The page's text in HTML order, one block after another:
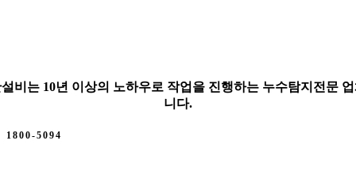
비는 10년 이상의 노하우로 작업을 진행하는 누수탐지전문
니다.
1800-5094